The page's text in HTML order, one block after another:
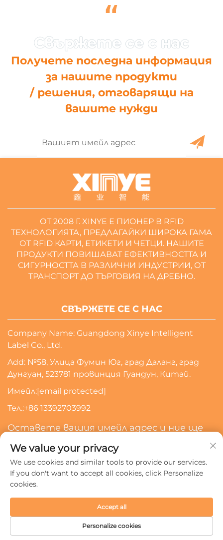
“
Получете последна информация
за нашите продукти
/ решения, отговарящи на
вашите нужди
ОТ 2008 Г. XINYE Е ПИОНЕР В RFID
ТЕХНОЛОГИЯТА, ПРЕДЛАГАЙКИ ШИРОКА ГАМА
ОТ RFID КАРТИ, ЕТИКЕТИ И ЧЕТЦИ. НАШИТЕ
ПРОДУКТИ ПОВИШАВАТ ЕФЕКТИВНОСТТА И
СИГУРНОСТТА В РАЗЛИЧНИ ИНДУСТРИИ, ОТ
ТРАНСПОРТ ДО ТЪРГОВИЯ НА ДРЕБНО.
СВЪРЖЕТЕ СЕ С НАС
Company Name: Guangdong Xinye Intelligent
Label Co., Ltd.
Add: №58, Улица Фумин Юг, град Даланг, град
Дунгуан, 523781 провинция Гуандун, Китай.
Имейл:[email protected]
Тел.:+86 13392703992
Оставете вашия имейл адрес и ние ще
Абонирайте Се
Политика за поверителност
We value your privacy
We use cookies and similar tools to provide our services.
If you don't want to accept all cookies, click Personalize
cookies.
Personalize cookies
Accept all